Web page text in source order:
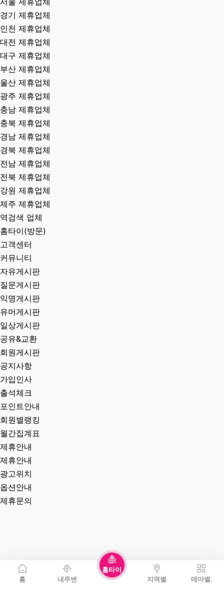
홈 내주변
홈타이
지역별
테마별.
경기 제휴업체
인천 제휴업체
대전 제휴업체
대구 제휴업체
부산 제휴업체
울산 제휴업체
광주 제휴업체
충남 제휴업체
충북 제휴업체
경남 제휴업체
경북 제휴업체
전남 제휴업체
전북 제휴업체
강원 제휴업체
제주 제휴업체
역검색 업체
홈타이(방문)
고객센터
커뮤니티
자유게시판
질문게시판
익명게시판
유머게시판
일상게시판
공유&교환
회원게시판
공지사항
가입인사
출석체크
포인트안내
회원별랭킹
월간집계표
제휴안내
제휴안내
광고위치
옵션안내
제휴문의